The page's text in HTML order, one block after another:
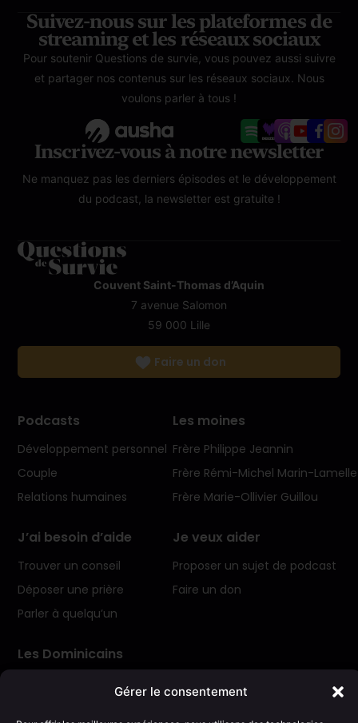
Gérer le consentement
Suivez-nous sur les plateformes de
streaming et les réseaux sociaux
Pour soutenir Questions de survie, vous pouvez aussi suivre
et partager nos contenus sur les réseaux sociaux. Nous
voulons parler à tous !
Inscrivez-vous à notre newsletter
Ne manquez pas les derniers épisodes et le développement
du podcast, la newsletter est gratuite !
Couvent Saint-Thomas d’Aquin
7 avenue Salomon
59 000 Lille
Faire un don
Podcasts
Développement personnel
Couple
Relations humaines
Les moines
Frère Philippe Jeannin
Frère Rémi-Michel Marin-
Frère Marie-Ollivier Guillou
J’ai besoin d’aide
Trouver un conseil
Déposer une prière
Parler à quelqu’un
Je veux aider
Proposer un sujet de podcast
Faire un don
Les Dominicains